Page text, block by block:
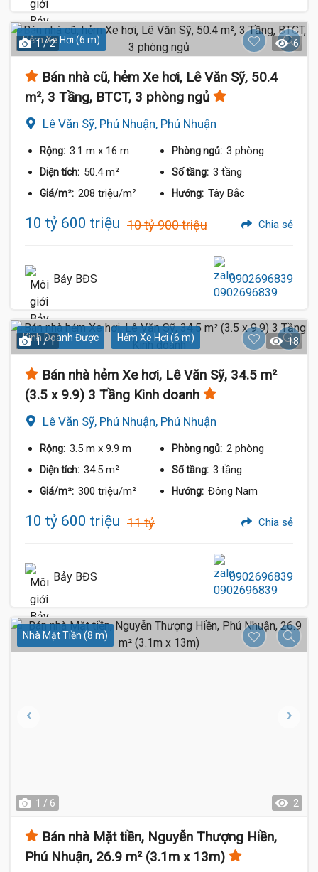
Hẻm Xe Hơi (6 m)
1 / 2 6
Bán nhà cũ, hẻm Xe hơi, Lê Văn Sỹ, 50.4
m², 3 Tầng, BTCT, 3 phòng ngủ
Lê Văn Sỹ, Phú Nhuận, Phú Nhuận
Rộng: 3.1 m x 16 m Phòng ngủ: 3 phòng
Diện tích: 50.4 m² Số tầng: 3 tầng
Giá/m²: 208 triệu/m² Hướng: Tây Bắc
10 tỷ 600 triệu 10 tỷ 900 triệu Chia sẻ
Bảy BĐS 0902696839
Kinh Doanh Được Hẻm Xe Hơi (6 m)
1 / 1 18
Bán nhà hẻm Xe hơi, Lê Văn Sỹ, 34.5 m²
(3.5 x 9.9) 3 Tầng Kinh doanh
Lê Văn Sỹ, Phú Nhuận, Phú Nhuận
Rộng: 3.5 m x 9.9 m Phòng ngủ: 2 phòng
Diện tích: 34.5 m² Số tầng: 3 tầng
Giá/m²: 300 triệu/m² Hướng: Đông Nam
10 tỷ 600 triệu 11 tỷ Chia sẻ
Bảy BĐS 0902696839
Nhà Mặt Tiền (8 m)
1 / 6 2
Bán nhà Mặt tiền, Nguyễn Thượng Hiền,
Phú Nhuận, 26.9 m² (3.1m x 13m)